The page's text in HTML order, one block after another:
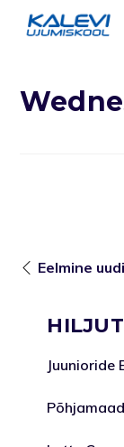
Eelmine
Juunioride